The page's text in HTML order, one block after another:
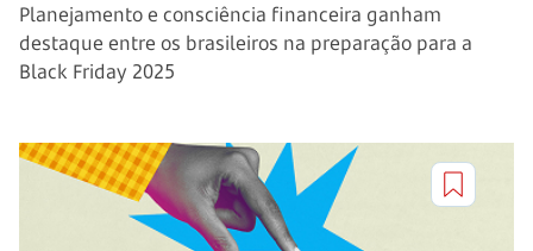
Planejamento e consciência financeira ganham
destaque entre os brasileiros na preparação para a
Black Friday 2025